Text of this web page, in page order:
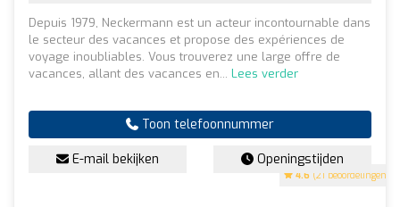
4.6 (21 beoordelingen)
Depuis 1979, Neckermann est un acteur incontournable dans
le secteur des vacances et propose des expériences de
voyage inoubliables. Vous trouverez une large offre de
vacances, allant des vacances en... Lees verder
Toon telefoonnummer
E-mail bekijken Openingstijden